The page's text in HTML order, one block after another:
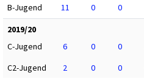
B-Jugend
11 0 0
2019/20
C-Jugend
6 0 0
C2-Jugend
2 0 0